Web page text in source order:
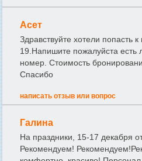
Асет
Здравствуйте хотели попасть
19.Напишите пожалуйста есть
номер. Стоимость
Спасибо
написать отзыв или вопрос
Галина
На праздники, 15-17 декабря
Рекомендуем!